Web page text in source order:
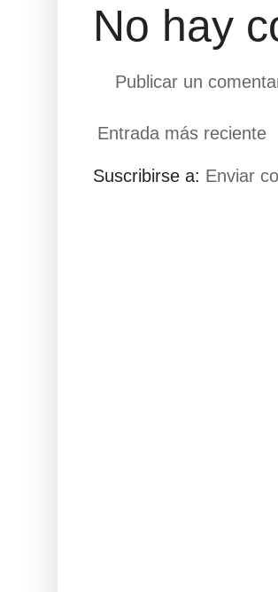
No hay
Publicar un
Entrada más reciente
Suscribirse a: Enviar